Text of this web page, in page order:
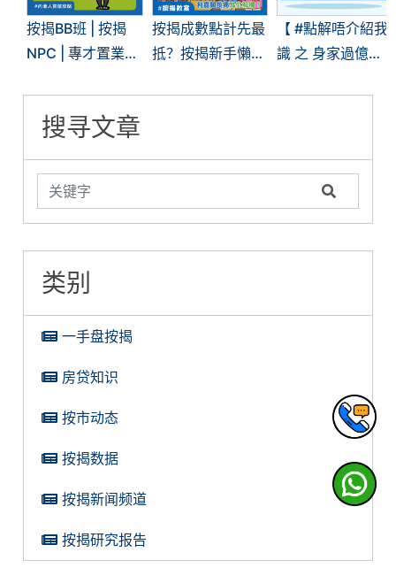
按揭BB班 | 按揭
NPC | 專才置業按
做？
按揭成數點計先最
抵？按揭新手懶人
【 #點解唔介紹我
識 之 身家過億都
搜寻文章
类别
一手盘按揭
房贷知识
按市动态
按揭数据
按揭新闻频道
按揭研究报告